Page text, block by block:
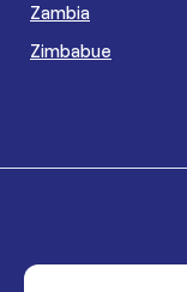
Zambia
Zimbabue